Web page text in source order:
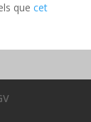
que cet